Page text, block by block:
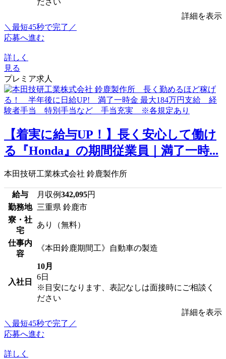
詳細を表示
＼最短45秒で完了／
応募へ進む
詳しく
見る
プレミア求人
【着実に給与UP！】長く安心して働け
る『Honda』の期間従業員｜満了一時...
本田技研工業株式会社 鈴鹿製作所
給与 月収例342,095円
勤務地 三重県 鈴鹿市
寮・社
宅
あり（無料）
仕事内
容
《本田鈴鹿期間工》自動車の製造
入社日
10月
6日
※目安になります、表記なしは面接時にご相談く
ださい
詳細を表示
＼最短45秒で完了／
応募へ進む
詳しく